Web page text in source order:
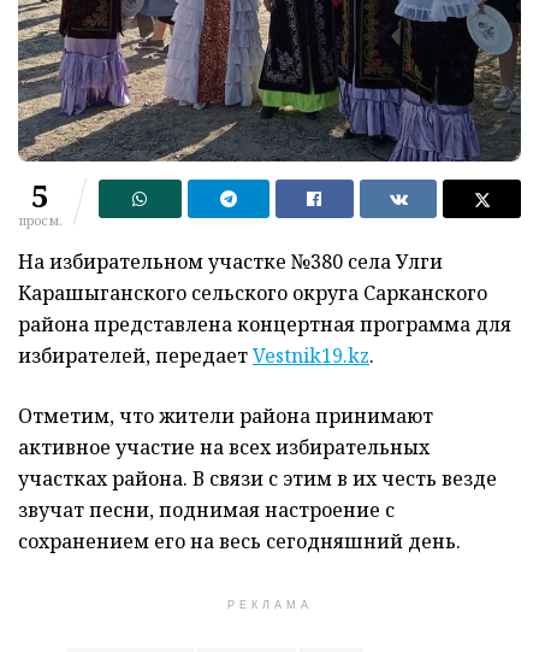
5
просм.
На избирательном участке №380 села Улги
Карашыганского сельского округа Сарканского
района представлена концертная программа для
избирателей, передаетVestnik19.kz.
Отметим, что жители района принимают
активное участие на всех избирательных
участках района. В связи с этим в их честь везде
звучат песни, поднимая настроение с
сохранением его на весь сегодняшний день.
РЕКЛАМА